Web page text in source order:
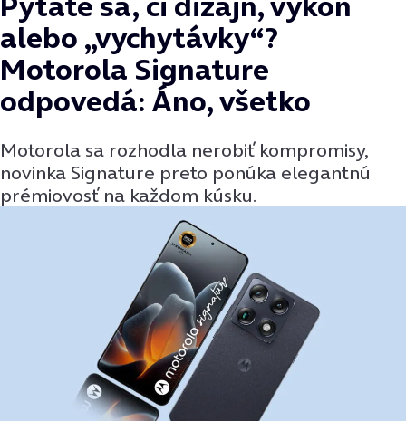
alebo „vychytávky“?
Motorola Signature
odpovedá: Áno, všetko
Motorola sa rozhodla nerobiť kompromisy,
novinka Signature preto ponúka elegantnú
prémiovosť na každom kúsku.